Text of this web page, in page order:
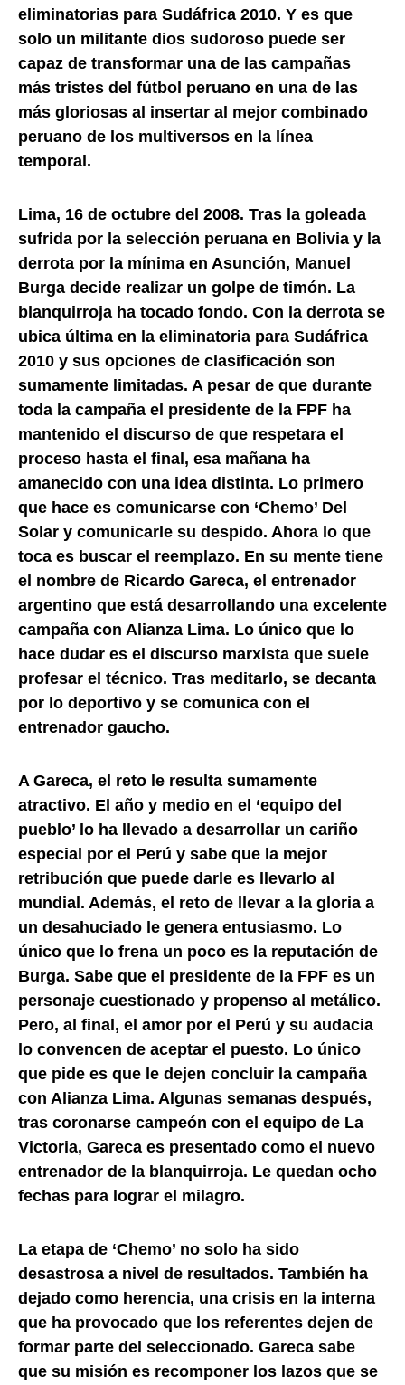
eliminatorias para Sudáfrica 2010. Y es que
solo un militante dios sudoroso puede ser
capaz de transformar una de las campañas
más tristes del fútbol peruano en una de las
más gloriosas al insertar al mejor combinado
peruano de los multiversos en la línea
temporal.
Lima, 16 de octubre del 2008. Tras la goleada
sufrida por la selección peruana en Bolivia y la
derrota por la mínima en Asunción, Manuel
Burga decide realizar un golpe de timón. La
blanquirroja ha tocado fondo. Con la derrota se
ubica última en la eliminatoria para Sudáfrica
2010 y sus opciones de clasificación son
sumamente limitadas. A pesar de que durante
toda la campaña el presidente de la FPF ha
mantenido el discurso de que respetara el
proceso hasta el final, esa mañana ha
amanecido con una idea distinta. Lo primero
que hace es comunicarse con ‘Chemo’ Del
Solar y comunicarle su despido. Ahora lo que
toca es buscar el reemplazo. En su mente tiene
el nombre de Ricardo Gareca, el entrenador
argentino que está desarrollando una excelente
campaña con Alianza Lima. Lo único que lo
hace dudar es el discurso marxista que suele
profesar el técnico. Tras meditarlo, se decanta
por lo deportivo y se comunica con el
entrenador gaucho.
A Gareca, el reto le resulta sumamente
atractivo. El año y medio en el ‘equipo del
pueblo’ lo ha llevado a desarrollar un cariño
especial por el Perú y sabe que la mejor
retribución que puede darle es llevarlo al
mundial. Además, el reto de llevar a la gloria a
un desahuciado le genera entusiasmo. Lo
único que lo frena un poco es la reputación de
Burga. Sabe que el presidente de la FPF es un
personaje cuestionado y propenso al metálico.
Pero, al final, el amor por el Perú y su audacia
lo convencen de aceptar el puesto. Lo único
que pide es que le dejen concluir la campaña
con Alianza Lima. Algunas semanas después,
tras coronarse campeón con el equipo de La
Victoria, Gareca es presentado como el nuevo
entrenador de la blanquirroja. Le quedan ocho
fechas para lograr el milagro.
La etapa de ‘Chemo’ no solo ha sido
desastrosa a nivel de resultados. También ha
dejado como herencia, una crisis en la interna
que ha provocado que los referentes dejen de
formar parte del seleccionado. Gareca sabe
que su misión es recomponer los lazos que se